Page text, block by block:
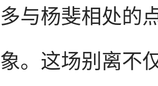
多与杨斐相处的
象。这场别离不